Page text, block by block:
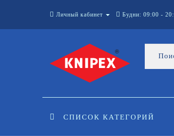
Личный кабинет Будни: 09:00 -
СПИСОК КАТЕГОРИЙ